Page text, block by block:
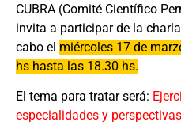
CUBRA (Comité Científico
invita a participar de la
cabo el miércoles 17 de
hs hasta las 18.30 hs.
El tema para tratar será:
especialidades y